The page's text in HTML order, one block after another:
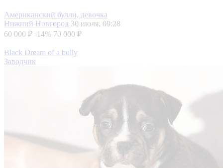
Американский булли, девочка
Нижний Новгород 30 июля, 09:28
60 000 ₽ -14% 70 000 ₽
Black Dream of a bully
Заводчик